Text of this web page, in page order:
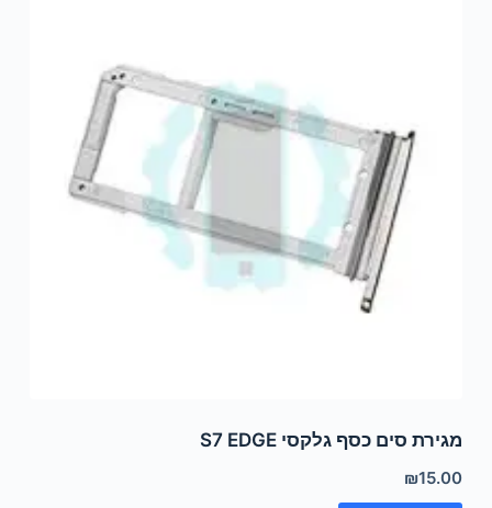
מגירת סים כסף גלקסי S7 EDGE
₪15.00